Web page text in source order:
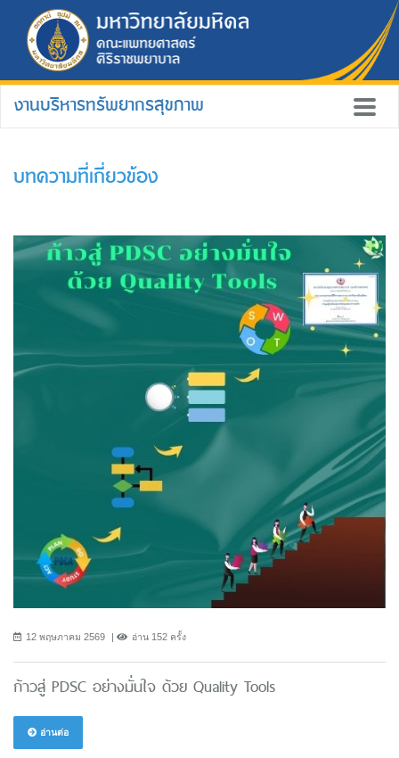
งานบริหารทรัพยากรสุขภาพ
บทความที่เกี่ยวข้อง
12 พฤษภาคม 2569 อ่าน 152 ครั้ง
ก้าวสู่ PDSC อย่างมั่นใจ ด้วย Quality Tools
อ่านต่อ